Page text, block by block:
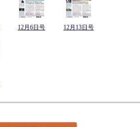
12月6日号 12月13日号